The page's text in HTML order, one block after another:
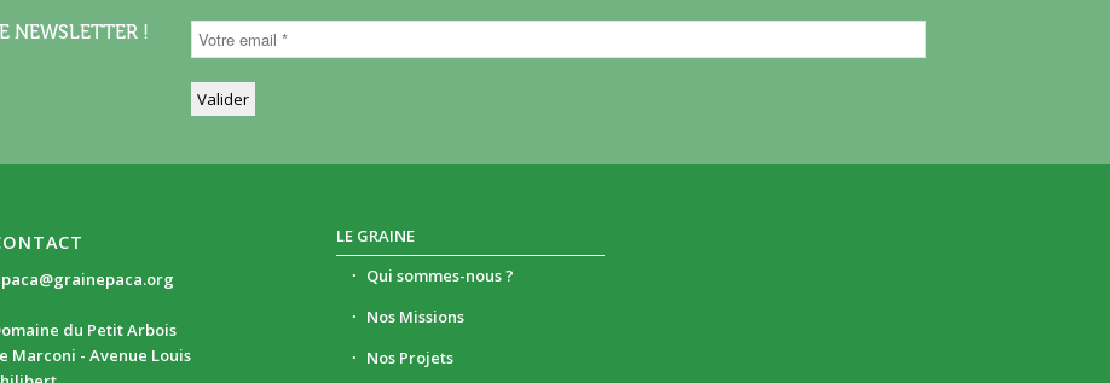
NEWSLETTER !
du Petit Arbois
Marconi - Avenue Louis
LE GRAINE
Qui sommes-nous ?
Nos Missions
Nos Projets